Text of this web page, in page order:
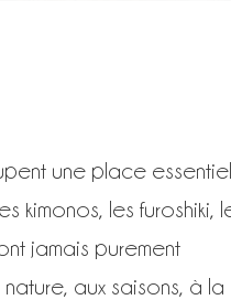
une place
kimonos, les furoshiki,
jamais purement
aux saisons, à la